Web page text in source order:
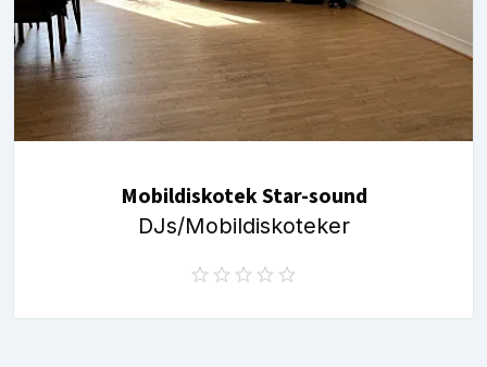
Mobildiskotek Star-sound
DJs/Mobildiskoteker